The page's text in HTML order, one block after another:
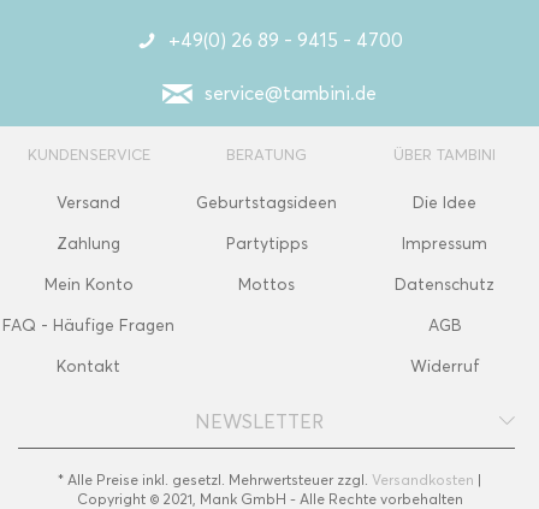
+49(0) 26 89 - 9415 - 4700
service@tambini.de
KUNDENSERVICE
Versand
Zahlung
Mein Konto
FAQ - Häufige Fragen
Kontakt
BERATUNG
Geburtstagsideen
Partytipps
Mottos
ÜBER TAMBINI
Die Idee
Impressum
Datenschutz
AGB
Widerruf
NEWSLETTER
* Alle Preise inkl. gesetzl. Mehrwertsteuer zzgl. Versandkosten |
Copyright © 2021, Mank GmbH - Alle Rechte vorbehalten